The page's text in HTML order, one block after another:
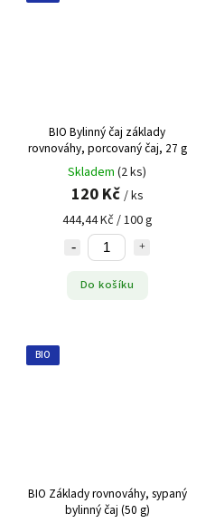
BIO Bylinný čaj základy
rovnováhy, porcovaný čaj, 27 g
Skladem (2 ks)
120 Kč / ks
444,44 Kč / 100 g
Do košíku
BIO
BIO Základy rovnováhy, sypaný
bylinný čaj (50 g)